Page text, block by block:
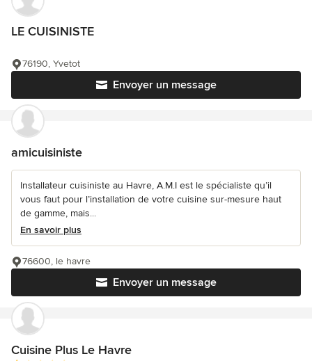
LE CUISINISTE
Envoyer un message
76190, Yvetot
amicuisiniste
Installateur cuisiniste au Havre, A.M.I est le spécialiste qu’il
vous faut pour l’installation de votre cuisine sur-mesure haut
de gamme, mais...
En savoir plus
Envoyer un message
76600, le havre
Cuisine Plus Le Havre